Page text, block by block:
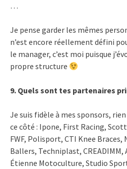
…
Je pense garder les mêmes
n’est encore réellement défini
le manager, c’est moi puisque
propre structure
9. Quels sont tes partenaires
Je suis fidèle à mes sponsors,
ce côté : Ipone, First Racing,
FWF, Polisport, CTI Knee Braces,
Ballers, Techniplast, CREADIMM,
Étienne Motoculture, Studio